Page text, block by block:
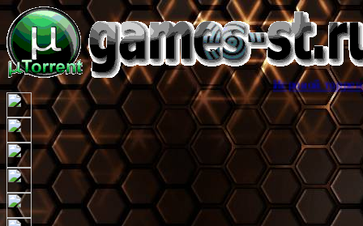
Игровой торрент трекер